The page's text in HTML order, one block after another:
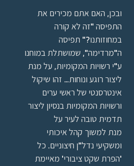
ובכן, האם אתם מכירים את
התפיסה "זה לא קורה
במחוזותנו?" תפיסה
ה"מרדימה", שמושתלת במוחנו
ע"י רשויות המקומיות, על מנת
ליצור רוגע ונוחות… זהו שיקול
אינטרסנטי של ראשי ערים
ורשויות המקומיות בנסיון ליצור
תדמית טובה לעיר על
מנת למשוך קהל איכותי
ומשקיעי נדל"ן חיצוניים. כל
'הפרת שקט ציבורי' מאיימת